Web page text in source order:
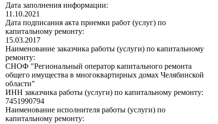
Дата заполнения информации:
11.10.2021
Дата подписания акта приемки работ (услуг) по
капитальному ремонту:
15.03.2017
Наименование заказчика работы (услуги) по капитальному
ремонту:
СНОФ "Региональный оператор капитального ремонта
общего имущества в многоквартирных домах Челябинской
области"
ИНН заказчика работы (услуги) по капитальному ремонту:
7451990794
Наименование исполнителя работы (услуги) по
капитальному ремонту: